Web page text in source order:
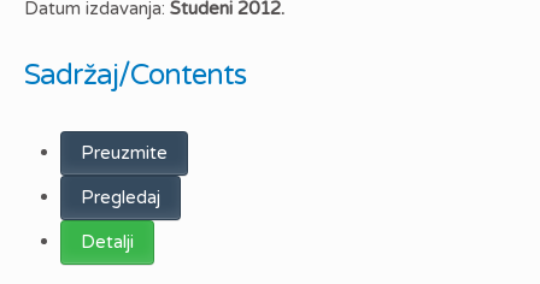
Datum izdavanja: Studeni 2012.
Sadržaj/Contents
Preuzmite
Pregledaj
Detalji